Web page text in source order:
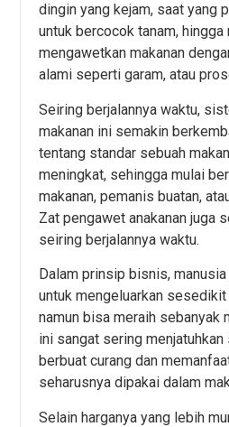
dingin yang kejam, saat yang
untuk bercocok tanam, hingga
mengawetkan makanan
alami seperti garam, atau
Seiring berjalannya waktu,
makanan ini semakin
tentang standar sebuah
meningkat, sehingga mulai
makanan, pemanis buatan,
Zat pengawet anakanan juga
seiring berjalannya waktu.
Dalam prinsip bisnis,
untuk mengeluarkan
namun bisa meraih sebanyak
ini sangat sering
berbuat curang dan
seharusnya dipakai dalam
Selain harganya yang lebih